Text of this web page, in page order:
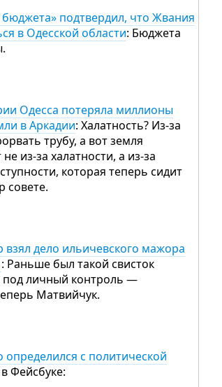
подтвердил, что Жвания
в Одесской области: Бюджета
Одесса потеряла миллионы
в Аркадии: Халатность? Из-за
трубу, а вот земля
из-за халатности, а из-за
которая теперь сидит
совете.
взял дело ильичевского мажора
: Раньше был такой свисток
под личный контроль —
Матвийчук.
с политической
Фейсбуке: